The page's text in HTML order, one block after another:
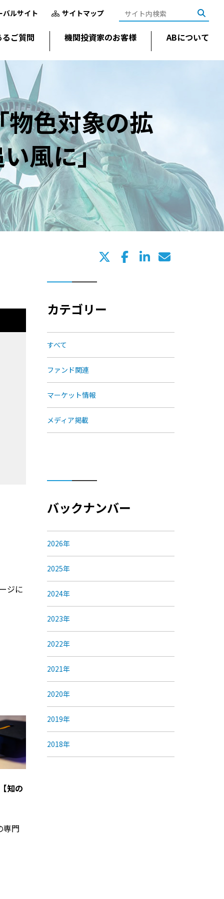
バルサイト サイトマップ
るご質問 機関投資家のお客様 ABについて
物色対象の拡
風に」
ジに
知の
専門
カテゴリー
すべて
ファンド関連
マーケット情報
メディア掲載
バックナンバー
2026年
2025年
2024年
2023年
2022年
2021年
2020年
2019年
2018年